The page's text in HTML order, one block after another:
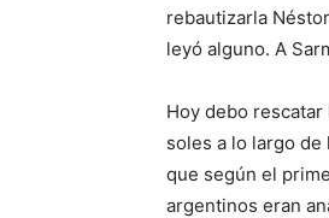
rebautizarla
leyó alguno. A
Hoy debo
soles a lo largo de
que según el
argentinos eran